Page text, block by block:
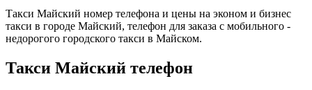
Такси Майский номер телефона и цены на эконом и бизнес
такси в городе Майский, телефон для заказа с мобильного -
недорогого городского такси в Майском.
Такси Майский телефон